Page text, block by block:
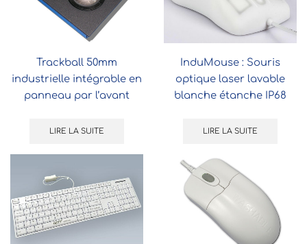
Trackball 50mm
industrielle intégrable en
panneau par l’avant
LIRE LA SUITE
InduMouse : Souris
optique laser lavable
blanche étanche IP68
LIRE LA SUITE